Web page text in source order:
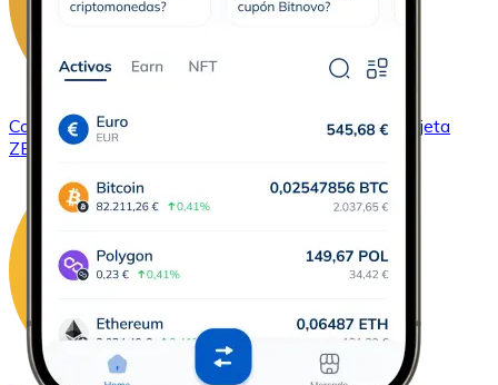
ComprarZCash con transferencia bancariacon tarjeta
ZEC